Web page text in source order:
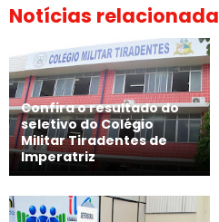
Notícias
Confira o resultado do
seletivo do Colégio
Militar Tiradentes de
Imperatriz